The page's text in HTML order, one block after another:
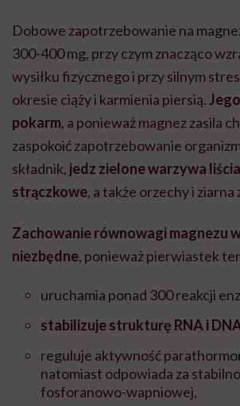
Dobowe zapotrzebowanie na
300-400 mg, przy czym znacząco
wysiłku fizycznego i przy silnym
okresie ciąży i karmienia piersią.
pokarm, a ponieważ magnez zasila
zaspokoić zapotrzebowanie
składnik, jedz zielone warzywa
strączkowe, a także orzechy i ziarna
Zachowanie równowagi magnezu
niezbędne, ponieważ pierwiastek
uruchamia ponad 300 reakcji
stabilizuje strukturę RNA i
reguluje aktywność
natomiast odpowiada za
fosforanowo-wapniowej,